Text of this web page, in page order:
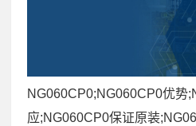
NG060CP0;NG060CP0优势
应;NG060CP0保证原装